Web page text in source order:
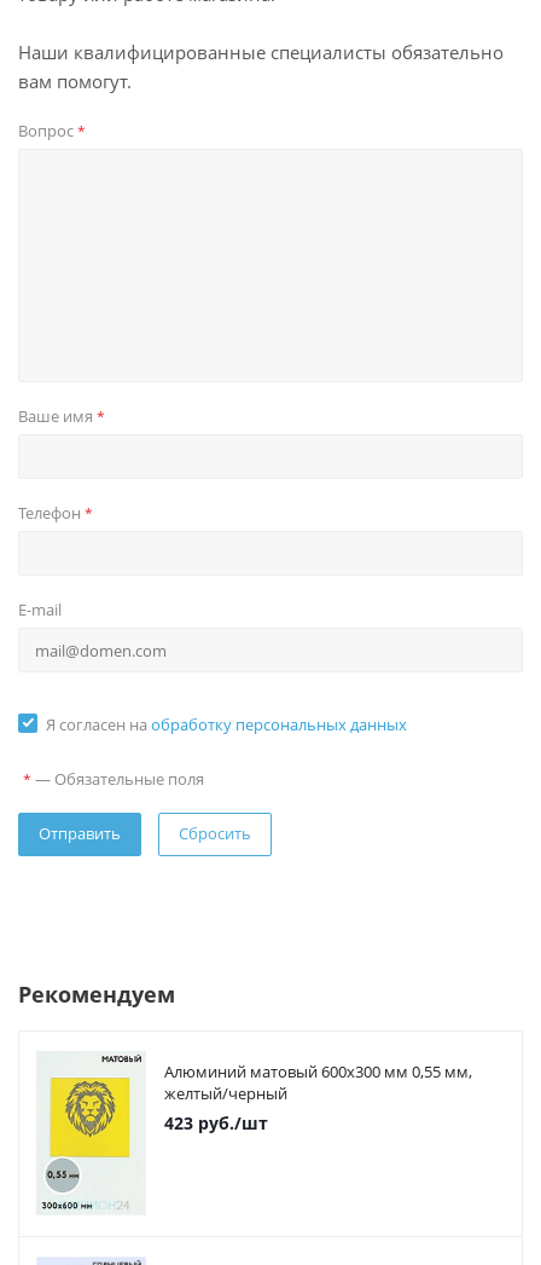
Наши квалифицированные специалисты обязательно
вам помогут.
Вопрос*
Ваше имя *
Телефон *
E-mail
Я согласен на обработку персональных данных
* — Обязательные поля
Сбросить
Рекомендуем
Алюминий матовый 600х300 мм 0,55 мм,
желтый/черный
423 руб./шт